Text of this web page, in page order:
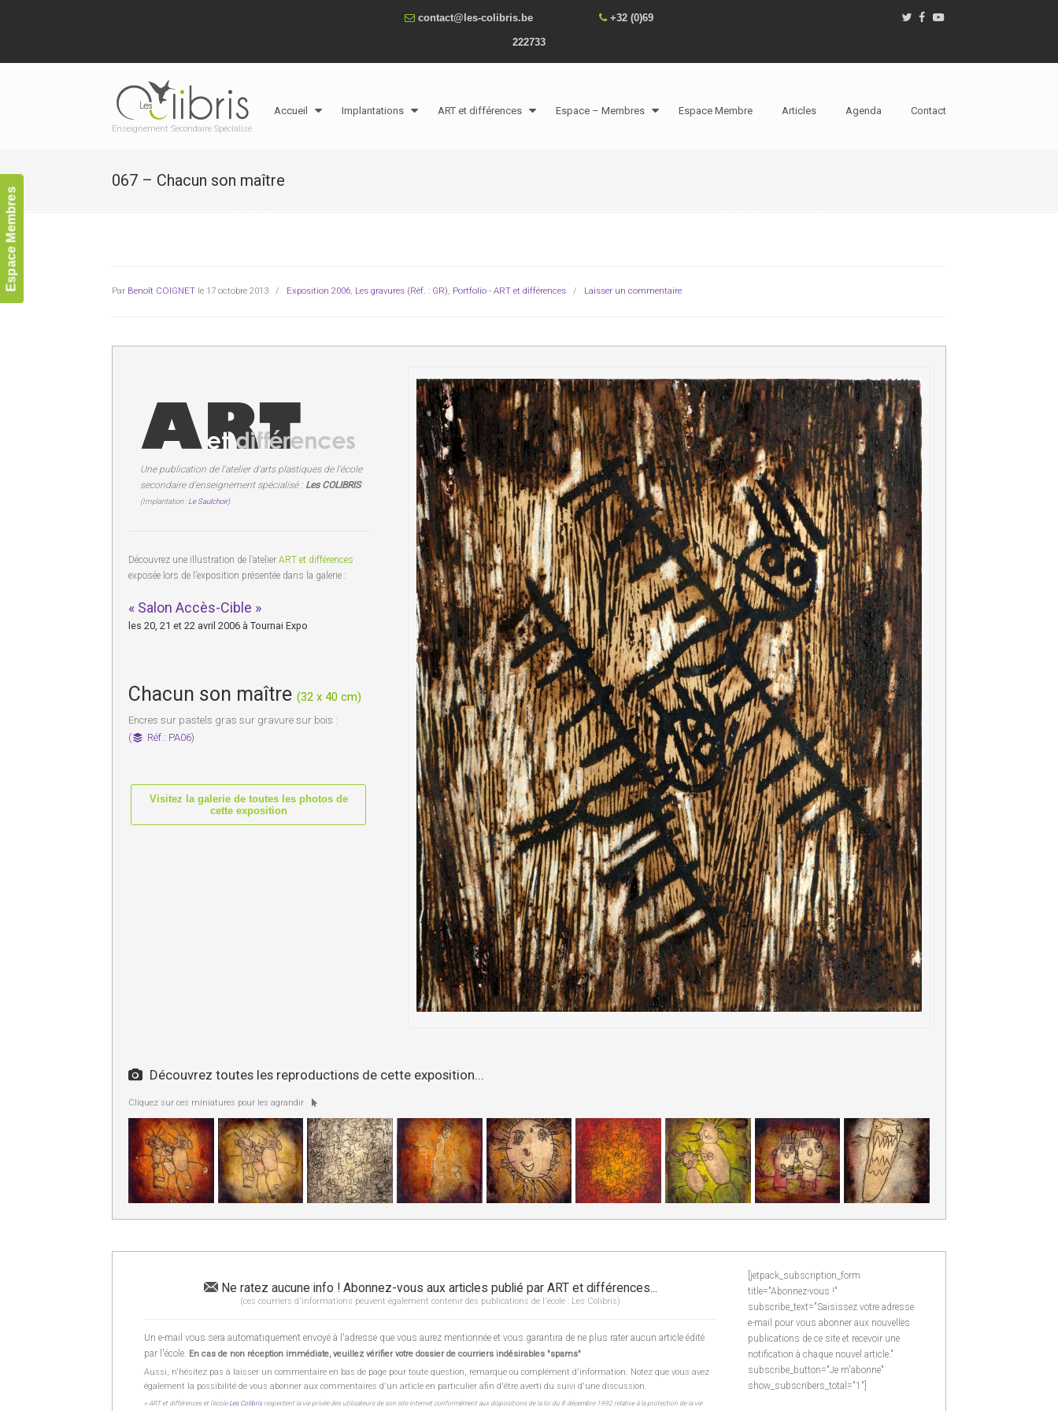
Espace Membres
contact@les-colibris.be +32 (0)69
222733
Enseignement Secondaire Spécialisé
Accueil Implantations ART et différences Espace – Membres Espace Membre Articles Agenda Contact
067 – Chacun son maître
Par Benoît COIGNET le 17 octobre 2013 / Exposition 2006, Les gravures (Réf. : GR), Portfolio - ART et différences / Laisser un commentaire
Une publication de l'atelier d'arts plastiques de l'école
secondaire d'enseignement spécialisé : Les COLIBRIS
(Implantation :Le Saulchoir)
Découvrez une illustration de l’atelier ART et différences
exposée lors de l’exposition présentée dans la galerie :
« Salon Accès-Cible »
les 20, 21 et 22 avril 2006 à Tournai Expo
Chacun son maître (32 x 40 cm)
Encres sur pastels gras sur gravure sur bois :
(
Réf.: PA06)
Visitez la galerie de toutes les photos de
cette exposition
Découvrez toutes les reproductions de cette exposition...
Cliquez sur ces miniatures pour les agrandir
Ne ratez aucune info ! Abonnez-vous aux articles publié par ART et différences...
(ces courriers d'informations peuvent également contenir des publications de l'école : Les Colibris)
Un e-mail vous sera automatiquement envoyé à l'adresse que vous aurez mentionnée et vous garantira de ne plus rater aucun article édité
par l'école. En cas de non réception immédiate, veuillez vérifier votre dossier de courriers indésirables "spams"
Aussi, n'hésitez pas à laisser un commentaire en bas de page pour toute question, remarque ou complément d'information. Notez que vous avez
également la possibilité de vous abonner aux commentaires d'un article en particulier afin d'être averti du suivi d'une discussion.
« ART et différences et l’écoleLes Colibrisrespectent la vie privée des utilisateurs de son site internet conformément aux dispositions de la loi du 8 décembre 1992 relative à la protection de la vie
[jetpack_subscription_form
title="Abonnez-vous !"
subscribe_text="Saisissez votre adresse
e-mail pour vous abonner aux nouvelles
publications de ce site et recevoir une
notification à chaque nouvel article."
subscribe_button="Je m'abonne"
show_subscribers_total="1"]